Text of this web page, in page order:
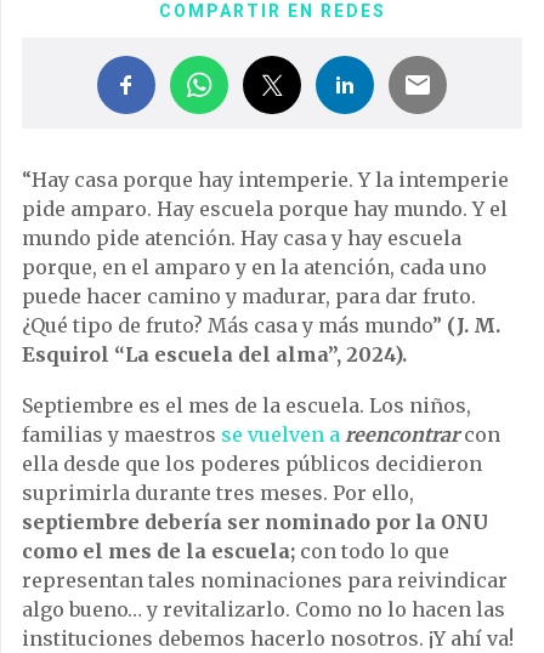
COMPARTIR EN REDES
“Hay casa porque hay intemperie. Y la intemperie
pide amparo. Hay escuela porque hay mundo. Y el
mundo pide atención. Hay casa y hay escuela
porque, en el amparo y en la atención, cada uno
puede hacer camino y madurar, para dar fruto.
¿Qué tipo de fruto? Más casa y más mundo” (J. M.
Esquirol “La escuela del alma”, 2024).
Septiembre es el mes de la escuela. Los niños,
familias y maestros se vuelven a reencontrarcon
ella desde que los poderes públicos decidieron
suprimirla durante tres meses. Por ello,
septiembre debería ser nominado por la ONU
como el mes de la escuela; con todo lo que
representan tales nominaciones para reivindicar
algo bueno… y revitalizarlo. Como no lo hacen las
instituciones debemos hacerlo nosotros. ¡Y ahí va!